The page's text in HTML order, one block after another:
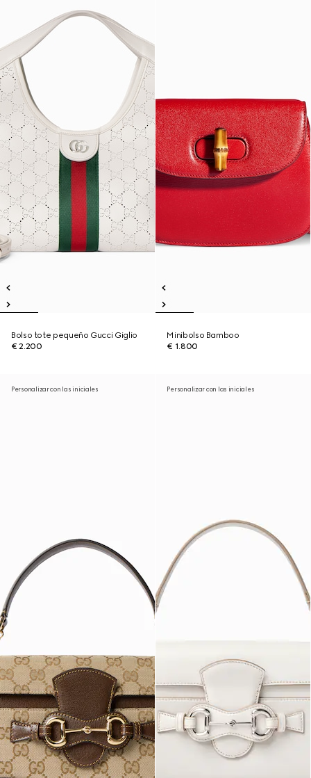
Bolso tote pequeño Gucci Giglio
€ 2.200
Minibolso Bamboo
€ 1.800
Personalizar con las iniciales Personalizar con las iniciales